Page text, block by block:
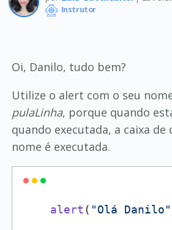
Instrutor
Oi, Danilo, tudo bem?
Utilize o alert com o seu
pulaLinha, porque quando
quando executada, a caixa de
nome é executada.
alert ( "Olá Danilo"